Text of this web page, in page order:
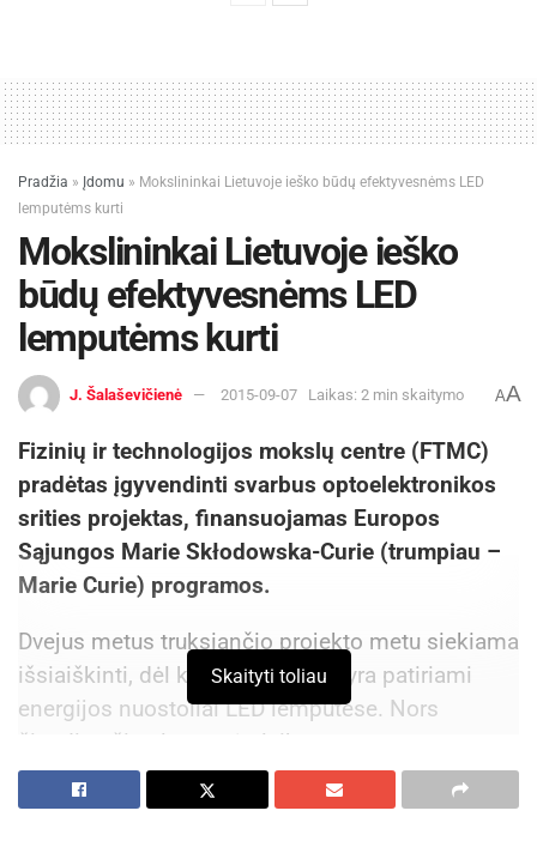
Pradžia » Įdomu » Mokslininkai Lietuvoje ieško būdų efektyvesnėms LED
lemputėms kurti
Mokslininkai Lietuvoje ieško
būdų efektyvesnėms LED
lemputėms kurti
J. Šalaševičienė 2015-09-07 Laikas: 2 min skaitymo AA
Fizinių ir technologijos mokslų centre (FTMC)
pradėtas įgyvendinti svarbus optoelektronikos
srities projektas, finansuojamas Europos
Sąjungos Marie Skłodowska-Curie (trumpiau –
Marie Curie) programos.
Dvejus metus truksiančio projekto metu siekiama
išsiaiškinti, dėl kokių priežasčių yra patiriami
energijos nuostoliai LED lemputėse. Nors
šiandien šios lemputės laikomos
ekonomiškiausiu apšvietimo būdu, tačiau didelė
dalis jose naudojamos elektros energijos virsta
Skaityti toliau